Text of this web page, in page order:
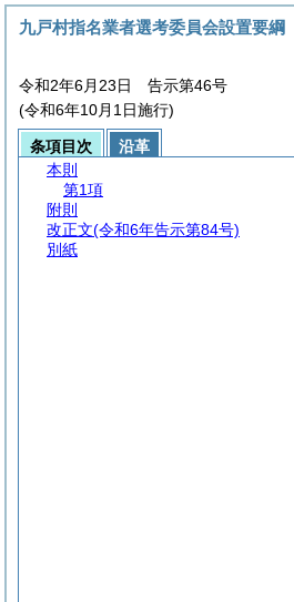
九戸村指名業者選考委員会設置要綱
令和2年6月23日 告示第46号
(令和6年10月1日施行)
条項目次
沿革
本則
第1項
附則
改正文(令和6年告示第84号)
別紙